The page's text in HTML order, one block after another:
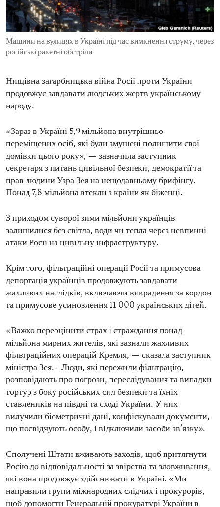
ENVIRONMENT AND HEALTH
IDEALS AND INSTITUTIONS
Машини на вулицях в Україні під час вимкнення струму, через
російські ракетні обстріли
Нищівна загарбницька війна Росії проти України
продовжує завдавати людських жертв українському
народу.
«Зараз в Україні 5,9 мільйона внутрішньо
переміщених осіб, які були змушені полишити свої
домівки цього року», — зазначила заступник
секретаря з питань цивільної безпеки, демократії та
прав людини Узра Зея на нещодавньому брифінгу.
Понад 7,8 мільйона втекли з країни як біженці.
З приходом суворої зими мільйони українців
залишилися без світла, води чи тепла через невпинні
атаки Росії на цивільну інфраструктуру.
Крім того, фільтраційні операції Росії та примусова
депортація українців продовжують завдавати
жахливих наслідків, включаючи викрадення за кордон
та примусове усиновлення 11 000 українських дітей.
«Важко переоцінити страх і страждання понад
мільйона мирних жителів, які зазнали жахливих
фільтраційних операцій Кремля, — сказала заступник
міністра Зея. - Люди, які пережили фільтрацію,
розповідають про погрози, переслідування та випадки
тортур з боку російських сил безпеки та їхніх
ставлеників на півдні та сході України. У них
вилучили біометричні дані, конфіскували документи,
що посвідчують особу, і відключили засоби зв’язку».
Сполучені Штати вживають заходів, щоб притягнути
Росію до відповідальності за звірства та зловживання,
які вона продовжує здійснювати в Україні. «Ми
направили групи міжнародних слідчих і прокурорів,
щоб допомогти Генеральній прокуратурі України в